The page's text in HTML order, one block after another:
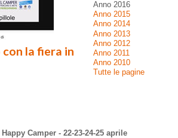
Anno 2016
Anno 2015
Anno 2014
Anno 2013
Anno 2012
Anno 2011
Anno 2010
Tutte le pagine
la fiera in
Camper - 22-23-24-25 aprile